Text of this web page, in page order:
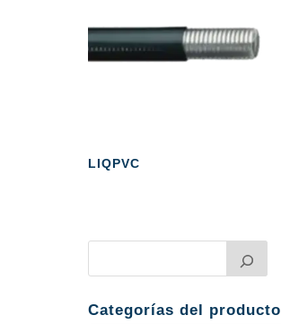
LIQPVC
Categorías del producto